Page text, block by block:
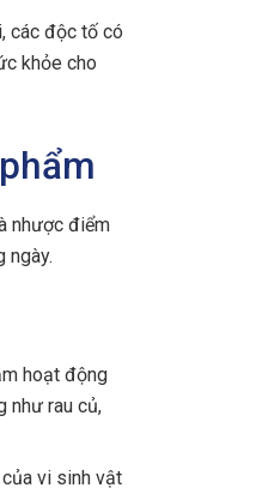
các độc tố có
khỏe cho
nhược điểm
ngày.
hoạt động
như rau củ,
vi sinh vật